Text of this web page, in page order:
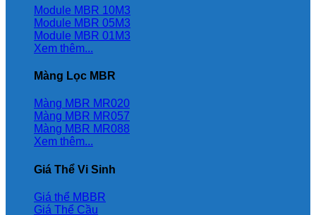
Module MBR 10M3
Module MBR 05M3
Module MBR 01M3
Xem thêm...
Màng Lọc MBR
Màng MBR MR020
Màng MBR MR057
Màng MBR MR088
Xem thêm...
Giá Thể Vi Sinh
Giá thể MBBR
Giá Thể Cầu